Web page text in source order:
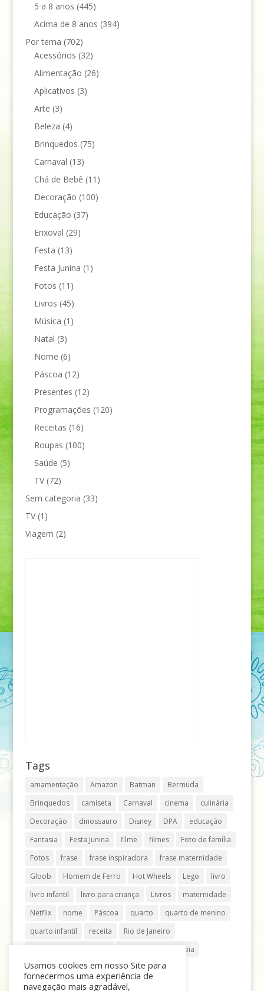
5 a 8 anos (445)
Acima de 8 anos (394)
Por tema (702)
Acessórios (32)
Alimentação (26)
Aplicativos (3)
Arte (3)
Beleza (4)
Brinquedos (75)
Carnaval (13)
Chá de Bebê (11)
Decoração (100)
Educação (37)
Enxoval (29)
Festa (13)
Festa Junina (1)
Fotos (11)
Livros (45)
Música (1)
Natal (3)
Nome (6)
Páscoa (12)
Presentes (12)
Programações (120)
Receitas (16)
Roupas (100)
Saúde (5)
TV(72)
Sem categoria (33)
TV(1)
Viagem (2)
Tags
amamentação Amazon Batman
Bermuda
Brinquedos
camiseta Carnaval cinema
culinária
Decoração
dinossauro Disney DPA
educação
Fantasia
Festa Junina filme filmes
Foto de família
Fotos
frase frase inspiradora
frase maternidade
Gloob
Homem de Ferro Hot Wheels Lego
livro
livro infantil
livro para criança Livros
maternidade
Netflix
nome Páscoa quarto
quarto de menino
quarto infantil
receita
Rio de Janeiro
Shopping Vila Olímpia
São Paulo
teatro tênis
Usamos cookies em nosso Site para
fornecermos uma experiência de
navegação mais agradável,